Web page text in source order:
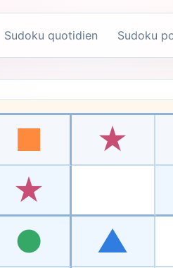
Sudoku quotidien Sudoku
Sudoku, mais utilise des
■
★
★
●
▲